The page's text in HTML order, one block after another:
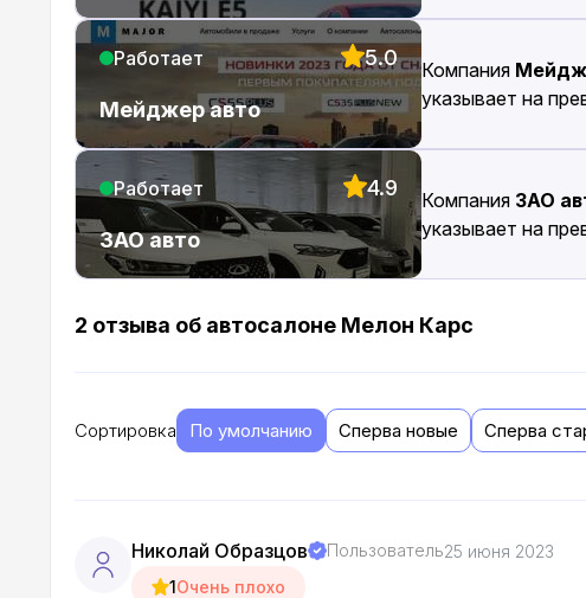
Работает 5.0
Мейджер авто
Компания
указывает на
Работает 4.9
ЗАО авто
Компания ЗАО
указывает на
2 отзыва об автосалоне Мелон Карс
Сортировка По умолчанию Сперва новые Сперва
Николай Образцов Пользователь25 июня 2023
1Очень плохо